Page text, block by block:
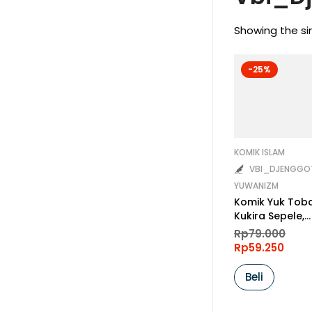
Showing the
-25%
KOMIK ISLAM
YUWANIZM
Komik Yuk
Kukira Sepele,
Ternyata
Membatalkan
Keimanan
Rp79.000
Rp59.250
Beli